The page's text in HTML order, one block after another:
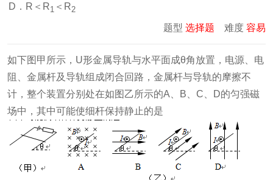
D．R＜R1 ＜R2
题型 选择题 难度 容易
如下图甲所示，U形金属导轨与水平面成θ角放置，电源、电
阻、金属杆及导轨组成闭合回路，金属杆与导轨的摩擦不
计，整个装置分别处在如图乙所示的A、B、C、D的匀强磁
场中，其中可能使细杆保持静止的是